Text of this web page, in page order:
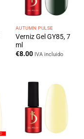
AUTUMN PULSE
Verniz Gel GY85, 7
ml
€8.00 IVA incluido